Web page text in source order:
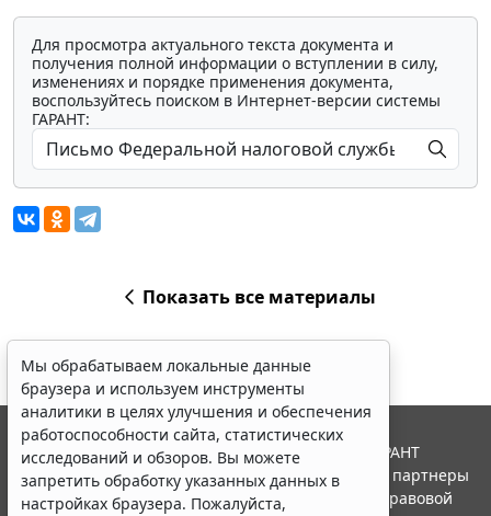
Для просмотра актуального текста документа и
получения полной информации о вступлении в силу,
изменениях и порядке применения документа,
воспользуйтесь поиском в Интернет-версии системы
ГАРАНТ:
Показать все материалы
Мы обрабатываем локальные данные
браузера и используем инструменты
аналитики в целях улучшения и обеспечения
работоспособности сайта, статистических
исследований и обзоров. Вы можете
запретить обработку указанных данных в
настройках браузера. Пожалуйста,
© ООО "НПП "ГАРАНТ-СЕРВИС", 2026. Система ГАРАНТ
выпускается с 1990 года. Компания "Гарант" и ее партнеры
являются участниками Российской ассоциации правовой